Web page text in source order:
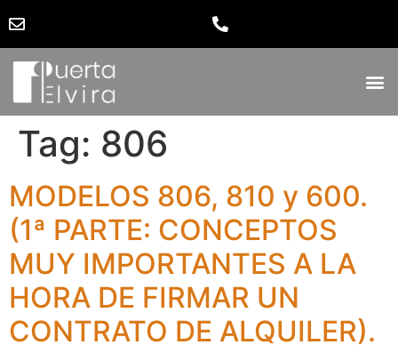
Tag: 806
MODELOS 806, 810 y 600.
(1ª PARTE: CONCEPTOS
MUY IMPORTANTES A LA
HORA DE FIRMAR UN
CONTRATO DE ALQUILER).